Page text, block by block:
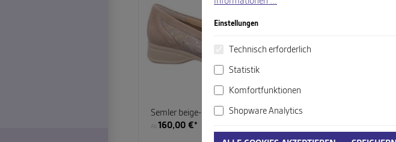
Semler beige-kombi
Ab 160,00 €*
Einstellungen
Technisch erforderlich
Statistik
Komfortfunktionen
Shopware Analytics